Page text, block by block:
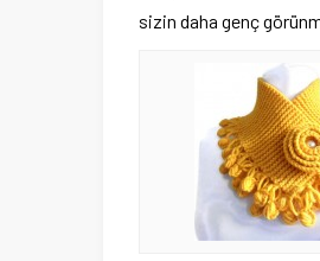
sizin daha genç